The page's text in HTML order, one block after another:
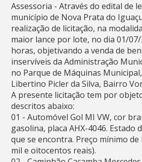
Assessoria - Através do edital de
município de Nova Prata do
realização de licitação, na
maior lance por lote, no dia 01/07/
horas, objetivando a venda de
inservíveis da Administração
no Parque de Máquinas
Libertino Picler da Silva, Bairro
A presente licitação tem por
descritos abaixo:
01 - Automóvel Gol MI VW, cor
gasolina, placa AHX-4046. Estado
que se encontra. Preço mínimo de
mil e oitocentos reais).